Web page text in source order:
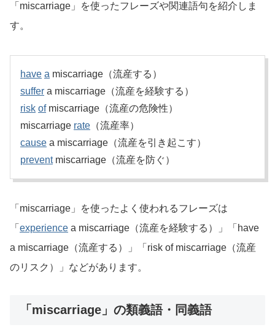
「miscarriage」を使ったフレーズや関連語句を紹介しま
す。
have a miscarriage（流産する）
suffer a miscarriage（流産を経験する）
risk ofmiscarriage（流産の危険性）
miscarriage rate （流産率）
cause a miscarriage（流産を引き起こす）
preventmiscarriage（流産を防ぐ）
「miscarriage」を使ったよく使われるフレーズは
「 experience a miscarriage（流産を経験する）」「have
a miscarriage（流産する）」「risk of miscarriage（流産
のリスク）」などがあります。
「miscarriage」の類義語・同義語